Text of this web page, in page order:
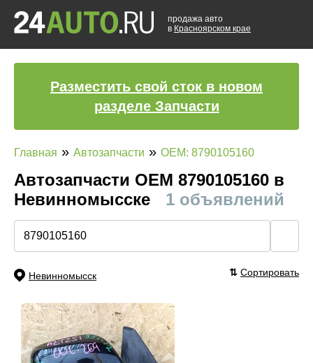
продажа авто
в Красноярском крае
Разместить свой сток в новом
разделе Запчасти
Главная » Автозапчасти » OEM: 8790105160
Автозапчасти ОЕМ 8790105160 в
Невинномысске
1 объявлений
Невинномысск ⇅ Сортировать